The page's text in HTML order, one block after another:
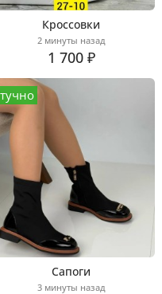
Кроссовки
2 минуты назад
1 700 ₽
Сапоги
3 минуты назад